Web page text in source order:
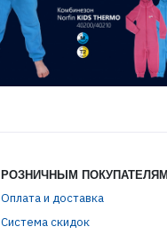
РОЗНИЧНЫМ
Оплата и доставка
Система скидок